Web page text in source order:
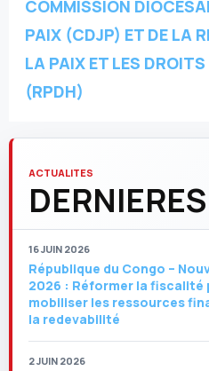
COMMISSION
PAIX (CDJP) ET DE LA
LA PAIX ET LES DROITS
(RPDH)
ACTUALITES
16 JUIN 2026
République du Congo –
2026 : Réformer la
mobiliser les ressources
la redevabilité
2 JUIN 2026